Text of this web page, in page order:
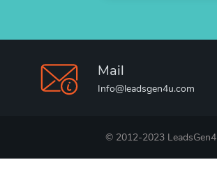
Mail
Info@leadsgen4u.com
© 2012-2023